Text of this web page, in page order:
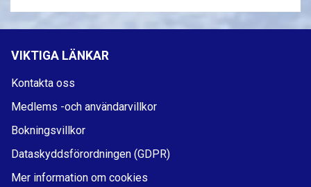
VIKTIGA LÄNKAR
Kontakta oss
Medlems -och användarvillkor
Bokningsvillkor
Dataskyddsförordningen (GDPR)
Mer information om cookies